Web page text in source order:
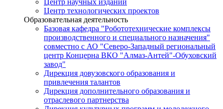
Центр технологических проектов
Образовательная деятельность
Базовая кафедра "Робототехнические комплексы
производственного и специального назначения"
совместно с АО "Северо-Западный региональный
центр Концерна ВКО "Алмаз-Антей"-Обуховский
завод"
Дирекция довузовского образования и
привлечения талантов
Дирекция дополнительного образования и
отраслевого партнерства